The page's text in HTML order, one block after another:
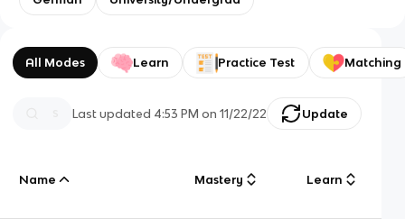
All Modes Learn Practice Test Matching
Last updated 4:53 PM on 11/22/22 Update
Name Mastery Learn